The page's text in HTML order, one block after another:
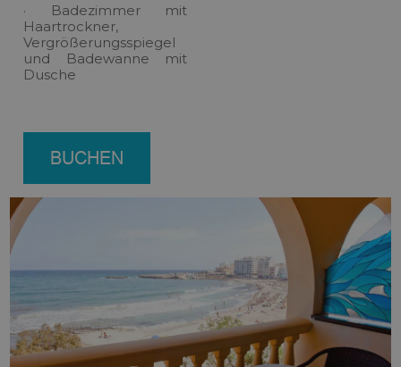
· Badezimmer mit
Haartrockner,
Vergrößerungsspiegel
und Badewanne mit
Dusche
BUCHEN